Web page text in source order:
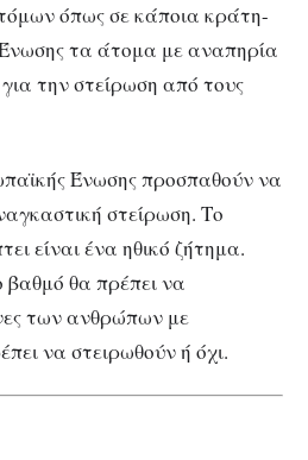
όπως σε κάποια κράτη-
τα άτομα με αναπηρία
την στείρωση από τους
Ένωσης προσπαθούν να
στείρωση. Το
είναι ένα ηθικό ζήτημα.
θα πρέπει να
των ανθρώπων με
να στειρωθούν ή όχι.